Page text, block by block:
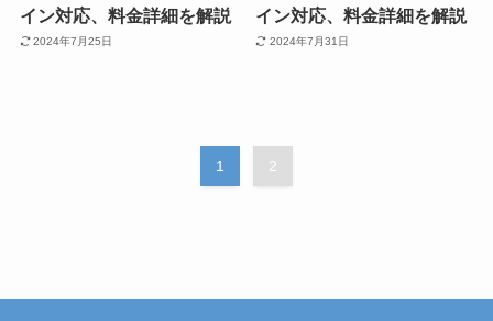
イン対応、料金詳細を解説
2024年7月25日
イン対応、料金詳細を解説
2024年7月31日
1 2